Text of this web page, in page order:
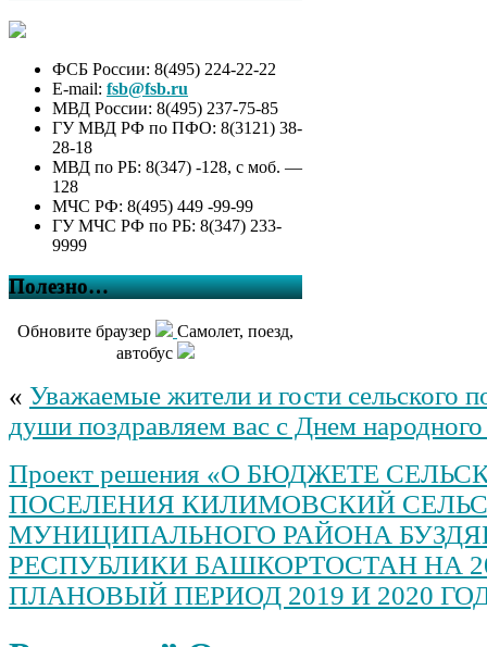
ФСБ России: 8(495) 224-22-22
E-mail: fsb@fsb.ru
МВД России: 8(495) 237-75-85
ГУ МВД РФ по ПФО: 8(3121) 38-
28-18
МВД по РБ: 8(347) -128, с моб. —
128
МЧС РФ: 8(495) 449 -99-99
ГУ МЧС РФ по РБ: 8(347) 233-
9999
Полезно…
Обновите браузер
Самолет, поезд,
автобус
« Уважаемые жители и гости сельского
души поздравляем вас с Днем народного
Проект решения «О БЮДЖЕТЕ
ПОСЕЛЕНИЯ КИЛИМОВСКИЙ
МУНИЦИПАЛЬНОГО РАЙОНА
РЕСПУБЛИКИ БАШКОРТОСТАН НА
ПЛАНОВЫЙ ПЕРИОД 2019 И 2020